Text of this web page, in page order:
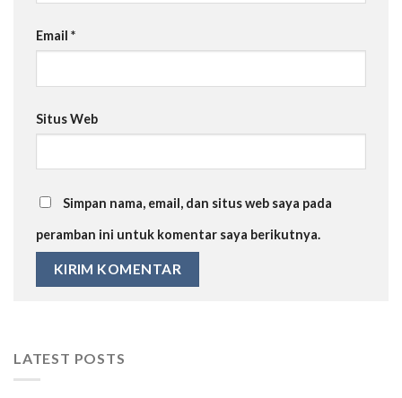
Email *
Situs Web
Simpan nama, email, dan situs web saya pada
peramban ini untuk komentar saya berikutnya.
LATEST POSTS